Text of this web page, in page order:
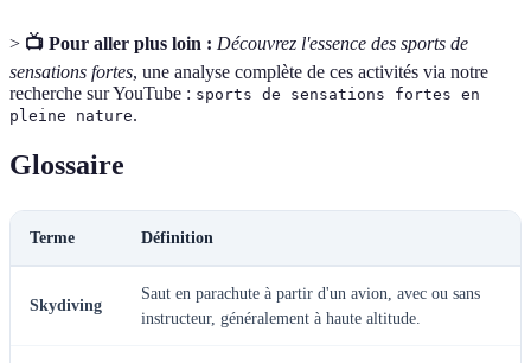
> 📺 Pour aller plus loin : Découvrez l'essence des sports de
sensations fortes, une analyse complète de ces activités via notre
recherche sur YouTube : sports de sensations fortes en
pleine nature.
Glossaire
Terme Définition
Skydiving
Saut en parachute à partir d'un avion, avec ou sans
instructeur, généralement à haute altitude.